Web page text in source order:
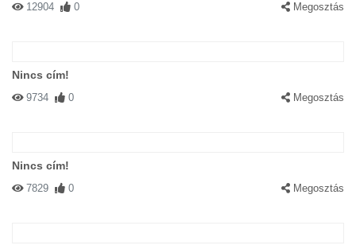
12904 0 Megosztás
Nincs cím!
9734 0 Megosztás
Nincs cím!
7829 0 Megosztás